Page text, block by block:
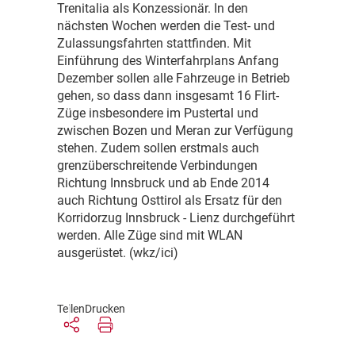
Trenitalia als Konzessionär. In den
nächsten Wochen werden die Test- und
Zulassungsfahrten stattfinden. Mit
Einführung des Winterfahrplans Anfang
Dezember sollen alle Fahrzeuge in Betrieb
gehen, so dass dann insgesamt 16 Flirt-
Züge insbesondere im Pustertal und
zwischen Bozen und Meran zur Verfügung
stehen. Zudem sollen erstmals auch
grenzüberschreitende Verbindungen
Richtung Innsbruck und ab Ende 2014
auch Richtung Osttirol als Ersatz für den
Korridorzug Innsbruck - Lienz durchgeführt
werden. Alle Züge sind mit WLAN
ausgerüstet. (wkz/ici)
TeilenDrucken